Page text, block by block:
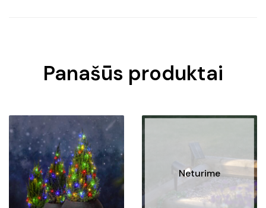
Panašūs produktai
Neturime